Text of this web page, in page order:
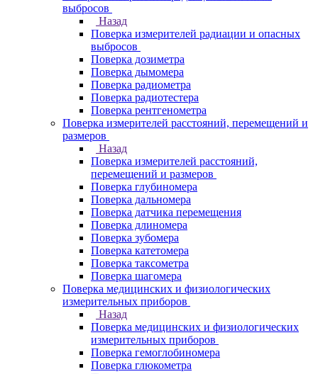
выбросов
Назад
Поверка измерителей радиации и опасных
выбросов
Поверка дозиметра
Поверка дымомера
Поверка радиометра
Поверка радиотестера
Поверка рентгенометра
Поверка измерителей расстояний, перемещений и
размеров
Назад
Поверка измерителей расстояний,
перемещений и размеров
Поверка глубиномера
Поверка дальномера
Поверка датчика перемещения
Поверка длиномера
Поверка зубомера
Поверка катетомера
Поверка таксометра
Поверка шагомера
Поверка медицинских и физиологических
измерительных приборов
Назад
Поверка медицинских и физиологических
измерительных приборов
Поверка гемоглобиномера
Поверка глюкометра